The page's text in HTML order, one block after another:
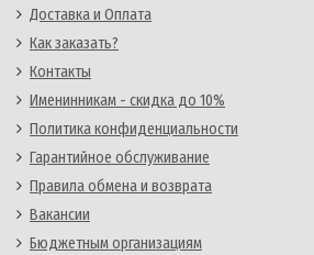
Доставка и Оплата
Как заказать?
Контакты
Именинникам - скидка до 10%
Политика конфиденциальности
Гарантийное обслуживание
Правила обмена и возврата
Вакансии
Бюджетным организациям